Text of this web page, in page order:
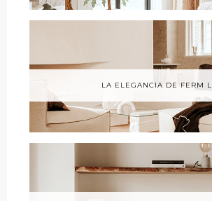
LA ELEGANCIA DE FERM